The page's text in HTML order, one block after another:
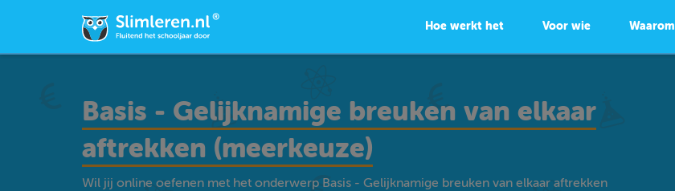
Hoe werkt het Voor wie Waarom
Basis - Gelijknamige breuken van elkaar
aftrekken (meerkeuze)
Wil jij online oefenen met het onderwerp Basis - Gelijknamige breuken van elkaar aftrekken